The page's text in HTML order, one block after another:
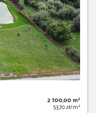
2 700,00 m2
53,70 zł/m2